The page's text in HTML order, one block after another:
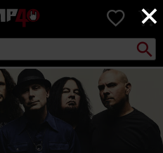
×
EMP
Hudba,
filmy
&
seriály,
Merch
0